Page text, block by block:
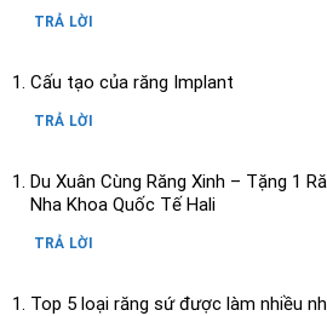
TRẢ LỜI
Cấu tạo của răng Implant
TRẢ LỜI
Du Xuân Cùng Răng Xinh – Tặng 1
Nha Khoa Quốc Tế Hali
TRẢ LỜI
Top 5 loại răng sứ được làm nhiều